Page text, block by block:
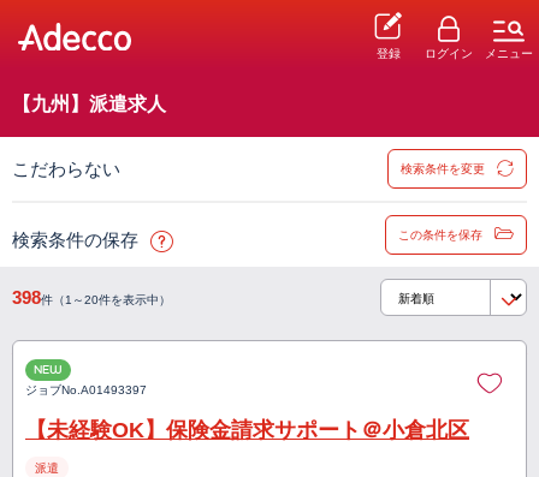
登録 ログイン メニュー
【九州】派遣求人
こだわらない 検索条件を変更
検索条件の保存 この条件を保存
398件（1～20件を表示中）
NEW
ジョブNo.A01493397
【未経験OK】保険金請求サポート＠小倉北区
派遣